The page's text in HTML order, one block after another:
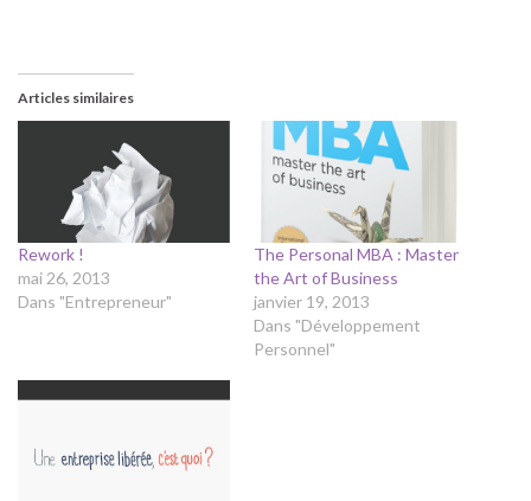
Articles similaires
Rework !
mai 26, 2013
Dans "Entrepreneur"
The Personal MBA : Master
the Art of Business
janvier 19, 2013
Dans "Développement
Personnel"